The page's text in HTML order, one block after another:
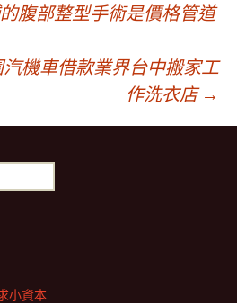
腹部整型手術是價格管道
機車借款業界台中搬家工
作洗衣店 →
小資本